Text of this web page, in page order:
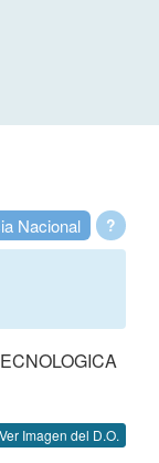
?
Nacional
Ver Imagen del D.O.